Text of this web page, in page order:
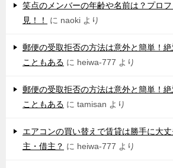
笑点のメンバーの年齢や名前は？プロ
見！！
に naoki より
郵便の受取拒否の方法は意外と簡単！
こともある に heiwa-777 より
郵便の受取拒否の方法は意外と簡単！
こともある に tamisan より
エアコンの買い替えで賃貸は勝手に大
主・借主？ に heiwa-777 より